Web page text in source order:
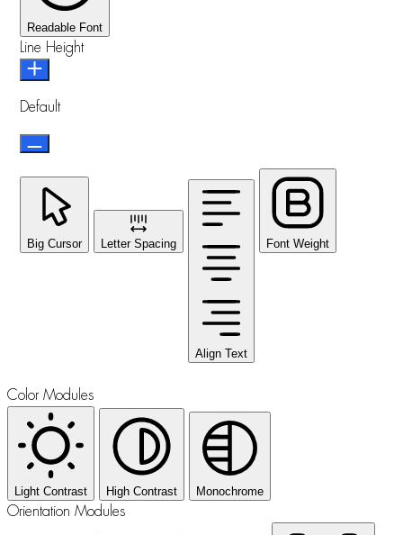
Readable Font
Line Height
Default
Big Cursor Letter Spacing
Align Text
Font Weight
Color Modules
Light Contrast High Contrast Monochrome
Orientation Modules